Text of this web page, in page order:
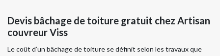
Devis bâchage de toiture gratuit chez Artisan
couvreur Viss
Le coût d’un bâchage de toiture se définit selon les travaux que